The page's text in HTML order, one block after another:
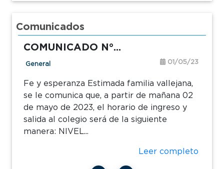
Comunicados
N°...
Estimada familia vallejana,
que, a partir de mañana 02
de 2023, el horario de ingreso y
al colegio será de la siguiente
NIVEL...
Leer completo
General
familia